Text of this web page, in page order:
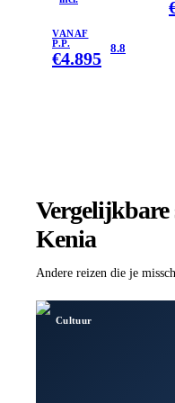
hotel/lodgereis
VANAF
P.P.
€4.895 8.8
Vergelijkbare
Kenia
Andere reizen die je
Cultuur